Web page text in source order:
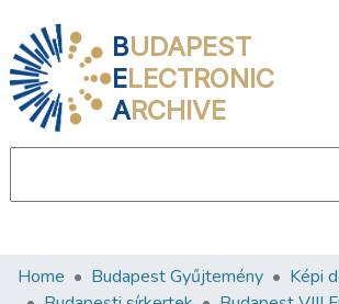
BUDAPEST
ELECTRONIC
ARCHIVE
Communities & Collections
Home Budapest Gyűjtemény
Képi